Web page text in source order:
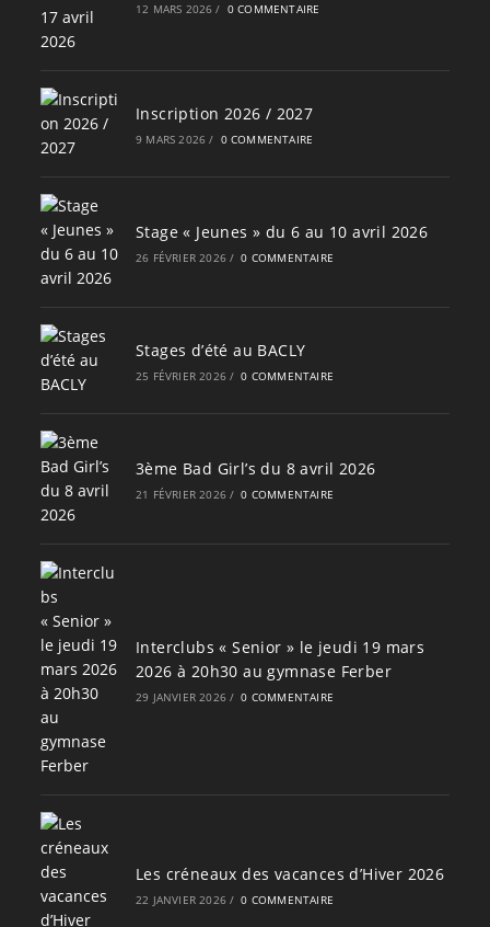
12 MARS 2026 / 0 COMMENTAIRE
Inscription 2026 / 2027
9 MARS 2026 / 0 COMMENTAIRE
Stage « Jeunes » du 6 au 10 avril 2026
26 FÉVRIER 2026 / 0 COMMENTAIRE
Stages d’été au BACLY
25 FÉVRIER 2026 / 0 COMMENTAIRE
3ème Bad Girl’s du 8 avril 2026
21 FÉVRIER 2026 / 0 COMMENTAIRE
Interclubs « Senior » le jeudi 19 mars
2026 à 20h30 au gymnase Ferber
29 JANVIER 2026 / 0 COMMENTAIRE
Les créneaux des vacances d’Hiver 2026
22 JANVIER 2026 / 0 COMMENTAIRE